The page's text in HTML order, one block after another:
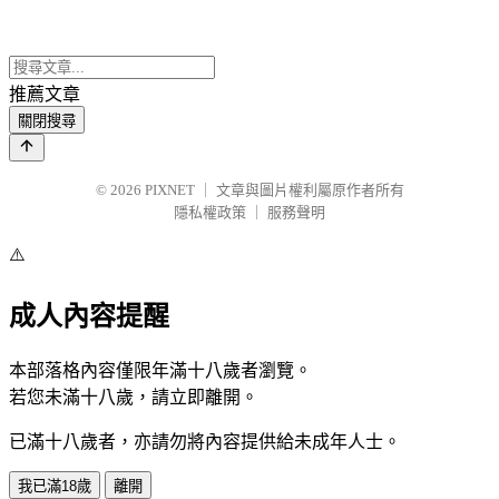
推薦文章
關閉搜尋
© 2026 PIXNET
文章與圖片權利屬原作者所有
隱私權政策
服務聲明
⚠️
成人內容提醒
本部落格內容僅限年滿十八歲者瀏覽。
若您未滿十八歲，請立即離開。
已滿十八歲者，亦請勿將內容提供給未成年人士。
我已滿18歲 離開